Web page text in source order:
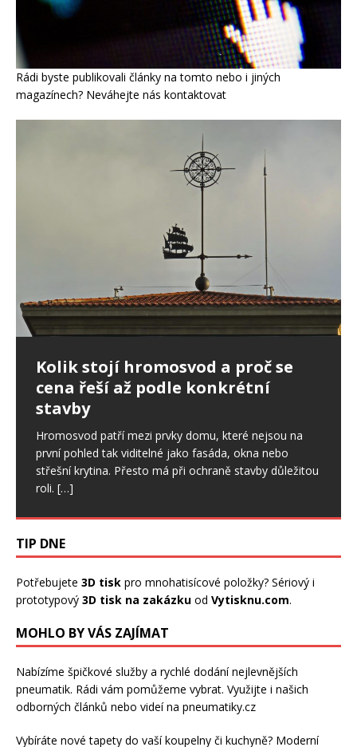
Rádi byste publikovali články na tomto nebo i jiných
magazínech? Neváhejte nás kontaktovat
Kolik stojí hromosvod a proč se
cena řeší až podle konkrétní
stavby
Hromosvod patří mezi prvky domu, které nejsou na
první pohled tak viditelné jako fasáda, okna nebo
střešní krytina. Přesto má při ochraně stavby důležitou
roli. […]
Ptáci ve fasádě: jak postupovat,
když poškodí zateplení domu
Drobné otvory ve fasádě se snadno přehlédnou. U
většího problému. Ptáci dokážou narušit omítku,
výztužnou vrstvu i samotnou izolaci.[…]
Nepřítel stres: Ovlivňuje i spánek,
svaly či zdraví ústní dutiny
Stres je sice běžnou součástí našich životů a v určité
míře je pro nás důležitý. Pokud však trvá dlouhodobě,
začíná ovlivňovat celý organismus, a to[…]
TIP DNE
Potřebujete 3D tisk pro mnohatisícové položky? Sériový i
prototypový 3D tisk na zakázku od Vytisknu.com.
MOHLO BY VÁS ZAJÍMAT
Nabízíme špičkové služby a rychlé dodánínejlevnějších
pneumatik. Rádi vám pomůžeme vybrat. Využijte i našich
odborných článků nebo videí na pneumatiky.cz
Vybíráte nové tapety do vaší koupelny či kuchyně? Moderní